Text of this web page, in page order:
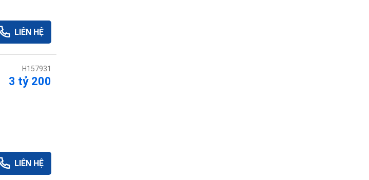
LIÊN HỆ
H157931
3 tỷ 200
LIÊN HỆ